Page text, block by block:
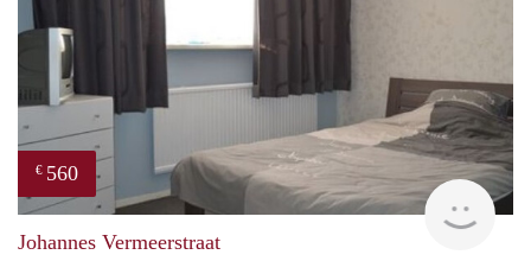
€ 560
Johannes Vermeerstraat